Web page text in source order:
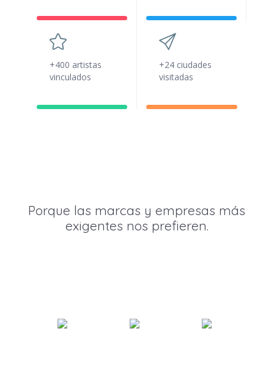
+400 artistas
vinculados
+24 ciudades
visitadas
Porque las marcas y empresas más
exigentes nos prefieren.